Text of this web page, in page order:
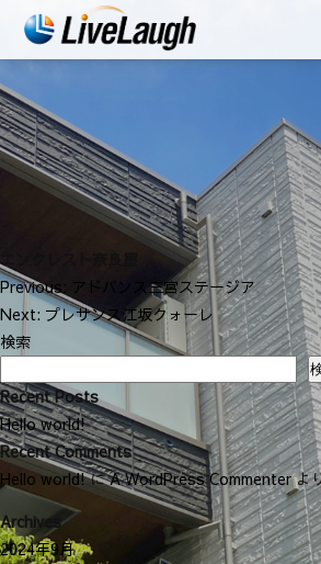
エンクレスト奈良屋
投
稿
ナ
ゲ
ー
シ
ョ
Previous: アドバンス三宮ステージア
Next: プレサンス江坂クォーレ
検索
Recent Posts
Hello world!
Recent Comments
Hello world!にA WordPress Commenterよ
Archives
2024年9月